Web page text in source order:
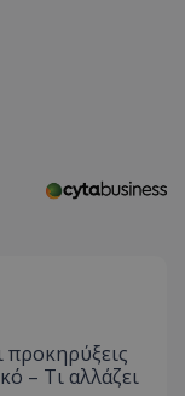
προκηρύξεις
– Τι αλλάζει